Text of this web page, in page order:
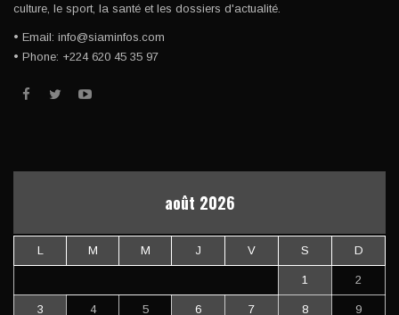
culture, le sport, la santé et les dossiers d'actualité.
• Email: info@siaminfos.com
• Phone: +224 620 45 35 97
août 2026
L M M J V S D
1 2
3 4 5 6 7 8 9